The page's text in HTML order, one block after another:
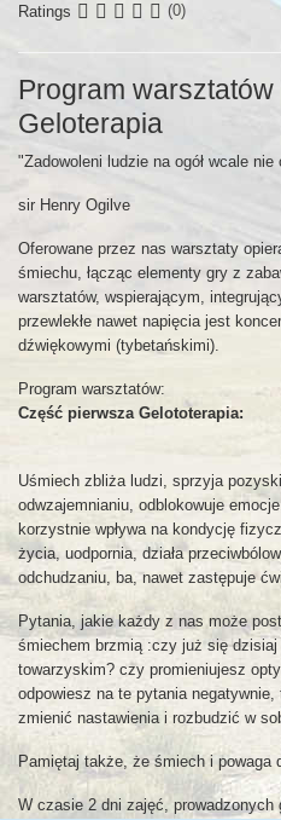
Ratings (0)
Program
Geloterapia
"Zadowoleni ludzie na ogół wcale nie
sir Henry Ogilve
Oferowane przez nas warsztaty
śmiechu, łącząc elementy gry z
warsztatów, wspierającym,
przewlekłe nawet napięcia jest
dźwiękowymi (tybetańskimi).
Program warsztatów:
Część pierwsza Gelototerapia:
Uśmiech zbliża ludzi, sprzyja
odwzajemnianiu, odblokowuje
korzystnie wpływa na kondycję
życia, uodpornia, działa
odchudzaniu, ba, nawet zastępuje
Pytania, jakie każdy z nas może
śmiechem brzmią :czy już się dzisiaj
towarzyskim? czy promieniujesz
odpowiesz na te pytania
zmienić nastawienia i rozbudzić w
Pamiętaj także, że śmiech i powaga
W czasie 2 dni zajęć, prowadzonych